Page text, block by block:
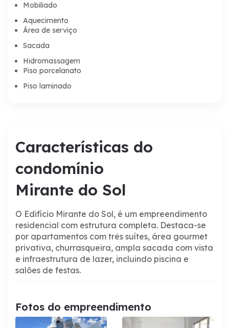
Mobiliado
Aquecimento
Área de serviço
Sacada
Hidromassagem
Piso porcelanato
Piso laminado
Características do
condomínio
Mirante do Sol
O Edifício Mirante do Sol, é um empreendimento
residencial com estrutura completa. Destaca-se
por apartamentos com três suítes, área gourmet
privativa, churrasqueira, ampla sacada com vista
e infraestrutura de lazer, incluindo piscina e
salões de festas.
Fotos do empreendimento